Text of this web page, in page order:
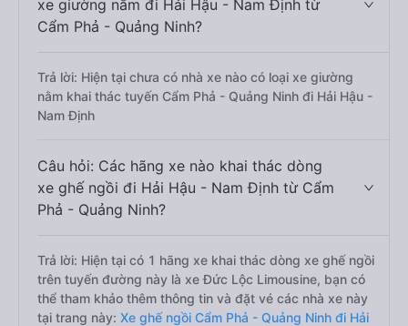
xe giường nằm đi Hải Hậu - Nam Định từ
Cẩm Phả - Quảng Ninh?
Trả lời: Hiện tại chưa có nhà xe nào có loại xe giường
nằm khai thác tuyến Cẩm Phả - Quảng Ninh đi Hải Hậu -
Nam Định
Câu hỏi: Các hãng xe nào khai thác dòng
xe ghế ngồi đi Hải Hậu - Nam Định từ Cẩm
Phả - Quảng Ninh?
Trả lời: Hiện tại có 1 hãng xe khai thác dòng xe ghế ngồi
trên tuyến đường này là xe Đức Lộc Limousine, bạn có
thể tham khảo thêm thông tin và đặt vé các nhà xe này
tại trang này: Xe ghế ngồi Cẩm Phả - Quảng Ninh đi Hải